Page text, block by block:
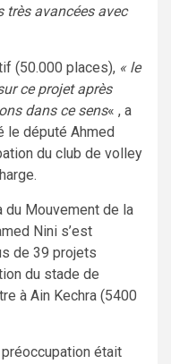
très avancées avec
(50.000 places), « le
ce projet après
dans ce sens« , a
le député Ahmed
du club de volley
du Mouvement de la
Nini s’est
de 39 projets
du stade de
à Ain Kechra (5400
était